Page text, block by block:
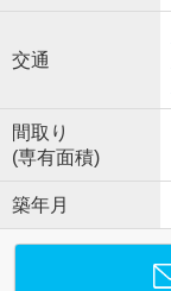
交通
間取り
(専有面積)
築年月